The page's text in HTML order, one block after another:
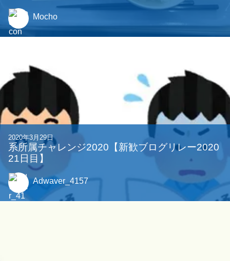
Mocho
2020年3月29日
系所属チャレンジ2020【新歓ブログリレー2020
21日目】
Adwaver_4157